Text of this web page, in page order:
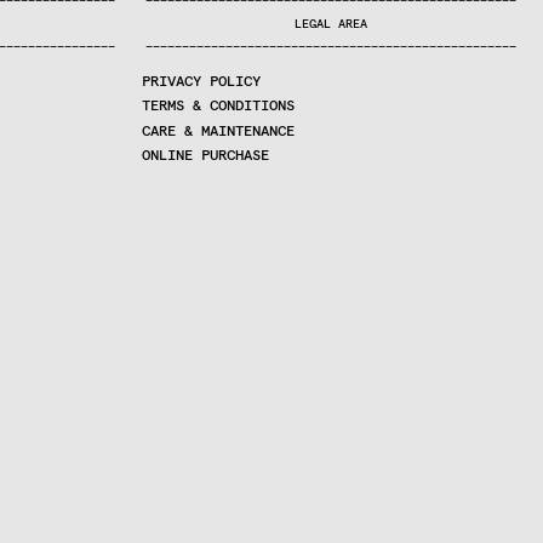
———————————————
LEGAL AREA
———————————————————————————————————————————————————
PRIVACY POLICY
TERMS & CONDITIONS
CARE & MAINTENANCE
ONLINE PURCHASE